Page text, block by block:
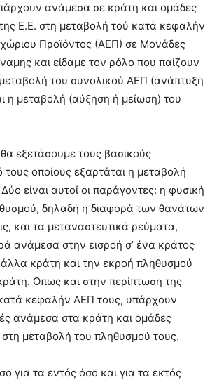
ανάμεσα σε κράτη και ομάδες
Ε.Ε. στη μεταβολή τού κατά κεφαλήν
Προϊόντος (ΑΕΠ) σε Μονάδες
και είδαμε τον ρόλο που παίζουν
του συνολικού ΑΕΠ (ανάπτυξη
η μεταβολή (αύξηση ή μείωση) του
εξετάσουμε τους βασικούς
οποίους εξαρτάται η μεταβολή
είναι αυτοί οι παράγοντες: η φυσική
δηλαδή η διαφορά των θανάτων
και τα μεταναστευτικά ρεύματα,
ανάμεσα στην εισροή σ’ ένα κράτος
κράτη και την εκροή πληθυσμού
Οπως και στην περίπτωση της
κεφαλήν ΑΕΠ τους, υπάρχουν
ανάμεσα στα κράτη και ομάδες
μεταβολή του πληθυσμού τους.
για τα εντός όσο και για τα εκτός